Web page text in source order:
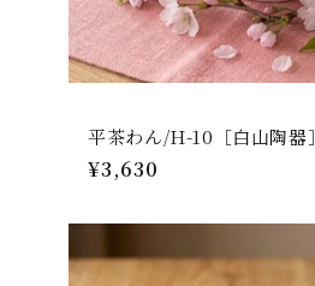
平茶わん/H-10［白山陶器］
通
価
格
¥3,630